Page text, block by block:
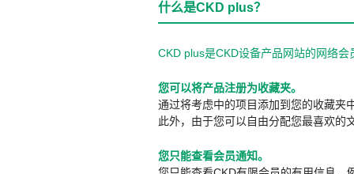
什么是CKD plus？
CKD plus是CKD设备产品网站的网络
您可以将产品注册为收藏夹。
通过将考虑中的项目添加到您的收藏夹
此外，由于您可以自由分配您最喜欢的
您只能查看会员通知。